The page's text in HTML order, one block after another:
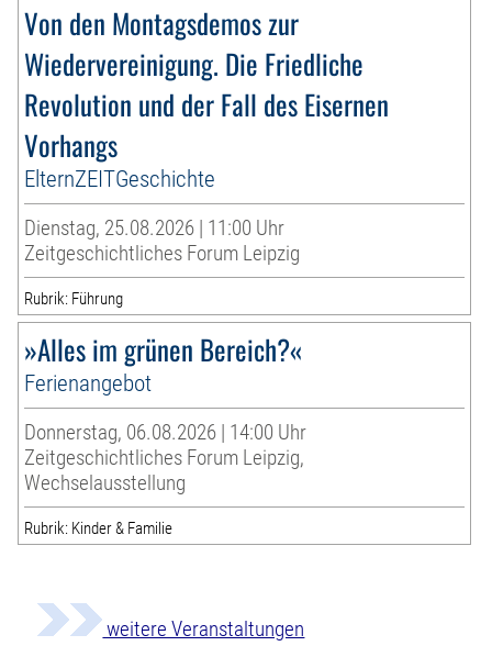
Von den Montagsdemos zur
Wiedervereinigung. Die Friedliche
Revolution und der Fall des Eisernen
Vorhangs
ElternZEITGeschichte
Dienstag, 25.08.2026 | 11:00 Uhr
Zeitgeschichtliches Forum Leipzig
Rubrik: Führung
»Alles im grünen Bereich?«
Ferienangebot
Donnerstag, 06.08.2026 | 14:00 Uhr
Zeitgeschichtliches Forum Leipzig,
Wechselausstellung
Rubrik: Kinder & Familie
weitere Veranstaltungen